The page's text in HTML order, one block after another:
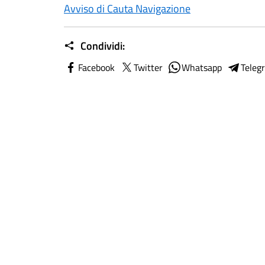
Avviso di Cauta Navigazione
Condividi:
Facebook Twitter Whatsapp